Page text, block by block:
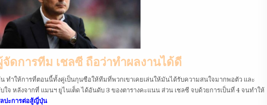
ดการทีม เชลซี ถือว่าทำผลงานได้ดี
ทำให้การที่ตอนนี้ทั้งคู่เป็นกุนซือให้ทีมที่พวกเขาเคยเล่นให้มันได้รับความสนใจมากพอตัว และ
หลังจากที่ แมนฯ ยูไนเต็ด ได้อันดับ 3 ของตารางคะแนน ส่วน เชลซี จบด้วยการเป็นที่ 4 จนทำให้
ปะการต่อสู้ญี่ปุ่น